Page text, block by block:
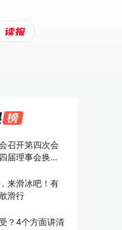
召开第四次会
届理事会换届
来滑冰吧！有
滑行
？4个方面讲清